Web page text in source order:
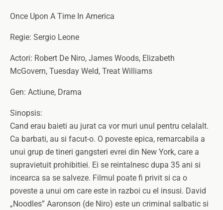
Once Upon A Time In America
Regie: Sergio Leone
Actori: Robert De Niro, James Woods, Elizabeth
McGovern, Tuesday Weld, Treat Williams
Gen: Actiune, Drama
Sinopsis:
Cand erau baieti au jurat ca vor muri unul pentru celalalt.
Ca barbati, au si facut-o. O poveste epica, remarcabila a
unui grup de tineri gangsteri evrei din New York, care a
supravietuit prohibitiei. Ei se reintalnesc dupa 35 ani si
incearca sa se salveze. Filmul poate fi privit si ca o
poveste a unui om care este in razboi cu el insusi. David
„Noodles” Aaronson (de Niro) este un criminal salbatic si